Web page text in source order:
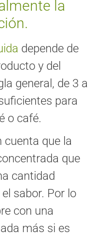
la
depende de
y del
general, de 3 a
para
o café.
cuenta que la
que
cantidad
sabor. Por lo
con una
más si es